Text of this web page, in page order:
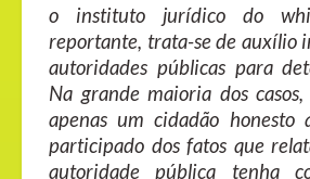
o instituto jurídico do
reportante, trata-se de auxílio
autoridades públicas para
Na grande maioria dos
apenas um cidadão honesto
participado dos fatos que
autoridade pública tenha